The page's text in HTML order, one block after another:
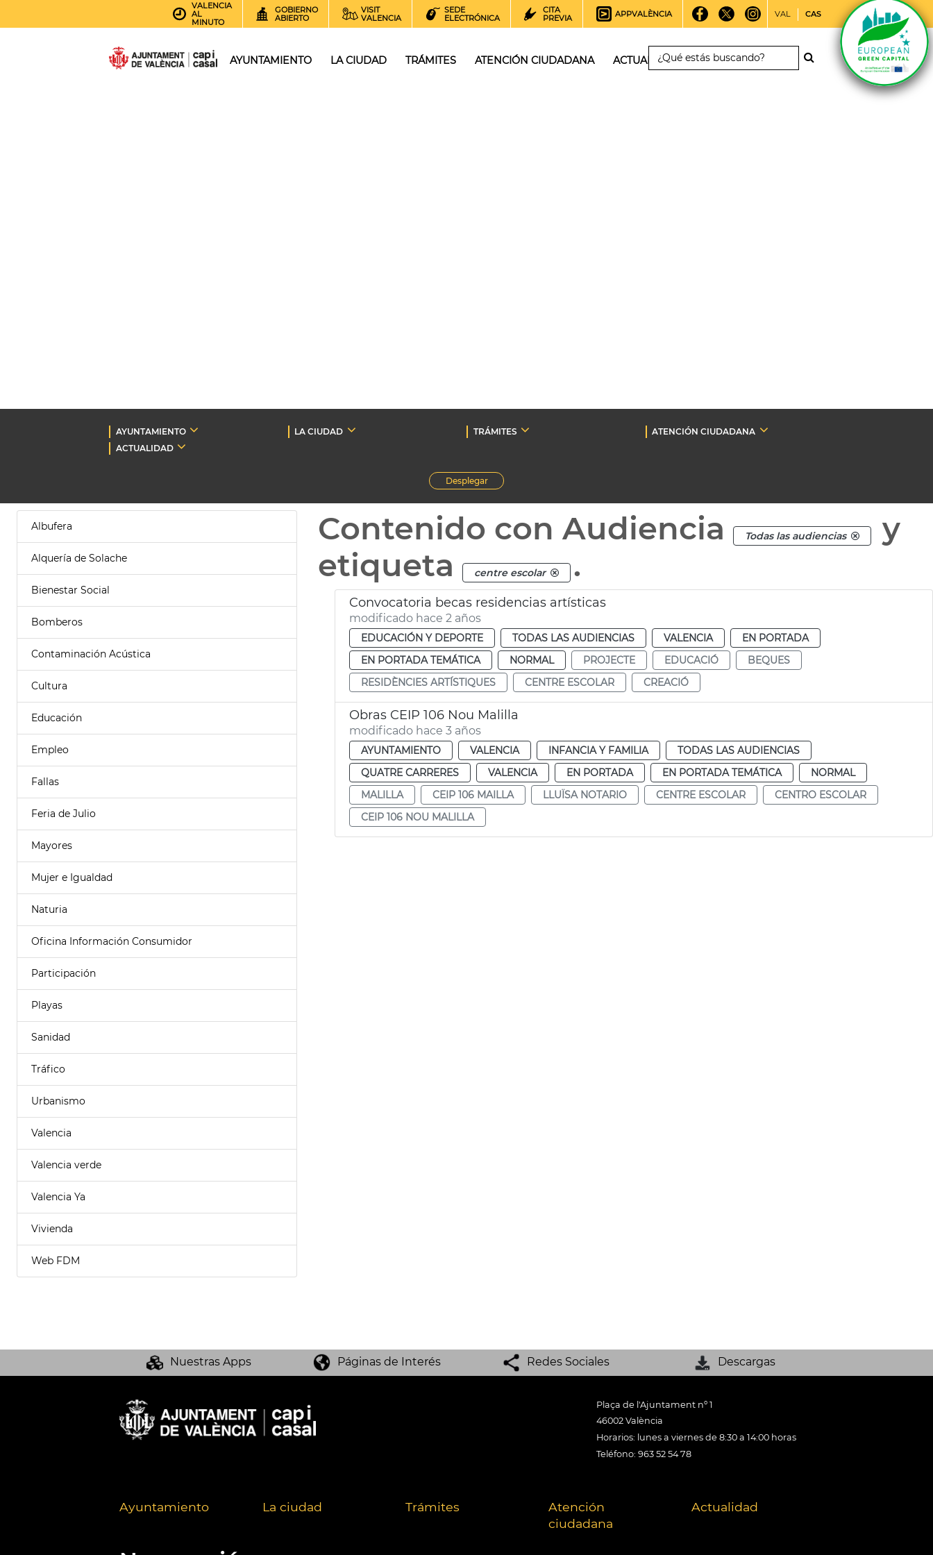
VALENCIA
AL
MINUTO
GOBIERNO
ABIERTO
VISIT
VALENCIA
SEDE
ELECTRÓNICA
CITA
PREVIA
APPVALÈNCIA VAL CAS
AYUNTAMIENTO LA CIUDAD TRÁMITES ATENCIÓN CIUDADANA ACTUALIDAD
AYUNTAMIENTO LA CIUDAD TRÁMITES
ATENCIÓN CIUDADANA
ACTUALIDAD
Desplegar
Albufera
Alquería de Solache
Bienestar Social
Bomberos
Contaminación Acústica
Cultura
Educación
Empleo
Fallas
Feria de Julio
Mayores
Mujer e Igualdad
Naturia
Oficina Información Consumidor
Participación
Playas
Sanidad
Tráfico
Urbanismo
Valencia
Valencia verde
Valencia Ya
Vivienda
Web FDM
Contenido con Audiencia Todas las audiencias
y
etiqueta
centre escolar .
Convocatoria becas residencias artísticas
modificado hace 2 años
EDUCACIÓN Y DEPORTE TODAS LAS AUDIENCIAS VALENCIA
EN PORTADA
EN PORTADA TEMÁTICA
NORMAL PROJECTE EDUCACIÓ
BEQUES
RESIDÈNCIES ARTÍSTIQUES
CENTRE ESCOLAR CREACIÓ
Obras CEIP 106 Nou Malilla
modificado hace 3 años
AYUNTAMIENTO VALENCIA INFANCIA Y FAMILIA
TODAS LAS AUDIENCIAS
QUATRE CARRERES
VALENCIA EN PORTADA EN PORTADA TEMÁTICA
NORMAL
MALILLA
CEIP 106 MAILLA LLUÏSA NOTARIO CENTRE ESCOLAR
CENTRO ESCOLAR
CEIP 106 NOU MALILLA
Nuestras Apps Páginas de Interés Redes Sociales Descargas
Plaça de l'Ajuntament nº 1
46002 València
Horarios: lunes a viernes de 8:30 a 14:00 horas
Teléfono: 963 52 54 78
Ayuntamiento La ciudad Trámites
Atención
ciudadana
Actualidad